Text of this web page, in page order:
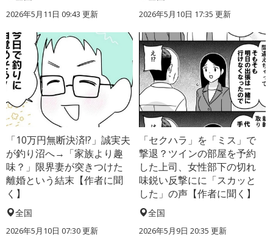
2026年5月11日 09:43 更新 2026年5月10日 17:35 更新
「10万円無断決済!?」誠実夫
が釣り沼へ→「家族より趣
味？」限界妻が突きつけた
離婚という結末【作者に聞
く】
全国
2026年5月10日 07:30 更新
「セクハラ」を「ミス」で
撃退？ツインの部屋を予約
した上司、女性部下の切れ
味鋭い反撃にに「スカッと
した」の声【作者に聞く】
全国
2026年5月9日 20:35 更新